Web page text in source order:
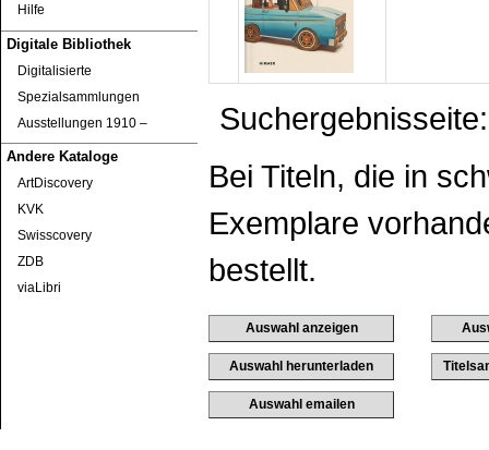
Hilfe
Digitale Bibliothek
Digitalisierte
Spezialsammlungen
Ausstellungen 1910 ‒
Andere Kataloge
ArtDiscovery
KVK
Swisscovery
ZDB
viaLibri
Suchergebnisseite:
Bei Titeln, die in
Exemplare
bestellt.